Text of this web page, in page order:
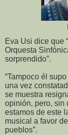
Eva Usi dice que
Orquesta
sorprendido”.
“Tampoco él
una vez
se muestra
opinión, pero, sin
estamos de este
musical a favor
pueblos”.